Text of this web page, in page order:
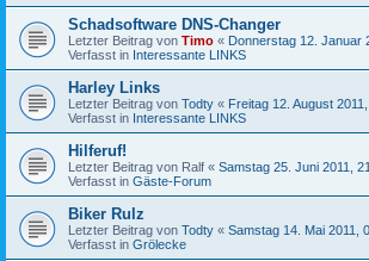
Schadsoftware DNS-Changer
Letzter Beitrag von Timo « Donnerstag 12. Januar
Verfasst in Interessante LINKS
Harley Links
Letzter Beitrag von Todty « Freitag 12. August
Verfasst in Interessante LINKS
Hilferuf!
Letzter Beitrag von Ralf « Samstag 25. Juni 2011,
Verfasst in Gäste-Forum
Biker Rulz
Letzter Beitrag von Todty « Samstag 14. Mai 2011,
Verfasst in Grölecke